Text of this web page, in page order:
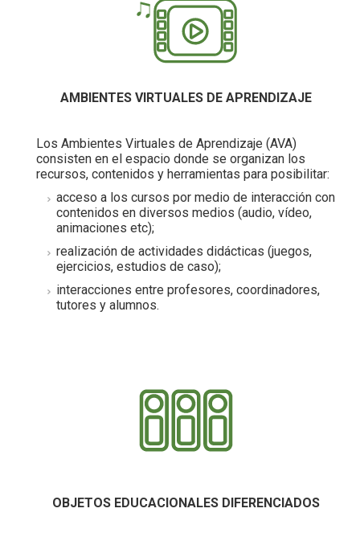
AMBIENTES VIRTUALES DE APRENDIZAJE
Los Ambientes Virtuales de Aprendizaje (AVA)
consisten en el espacio donde se organizan los
recursos, contenidos y herramientas para posibilitar:
acceso a los cursos por medio de interacción con
contenidos en diversos medios (audio, vídeo,
animaciones etc);
realización de actividades didácticas (juegos,
ejercicios, estudios de caso);
interacciones entre profesores, coordinadores,
tutores y alumnos.
OBJETOS EDUCACIONALES DIFERENCIADOS